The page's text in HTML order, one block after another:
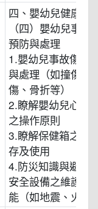
四、嬰幼兒健康照
（四）嬰幼兒事故
預防與處理
1.嬰幼兒事故傷害
與處理（如撞傷、
傷、骨折等）
2.瞭解嬰幼兒心肺
之操作原則
3.瞭解保健箱之配
存及使用
4.防災知識與避難
安全設備之維護及
能（如地震、火災